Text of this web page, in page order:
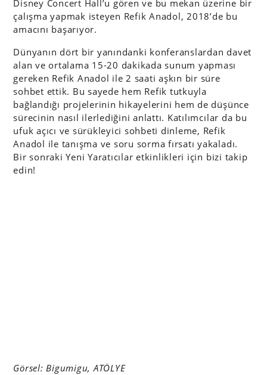
Disney Concert Hall’u gören ve bu mekan üzerine bir
çalışma yapmak isteyen Refik Anadol, 2018’de bu
amacını başarıyor.
Dünyanın dört bir yanındanki konferanslardan davet
alan ve ortalama 15-20 dakikada sunum yapması
gereken Refik Anadol ile 2 saati aşkın bir süre
sohbet ettik. Bu sayede hem Refik tutkuyla
bağlandığı projelerinin hikayelerini hem de düşünce
sürecinin nasıl ilerlediğini anlattı. Katılımcılar da bu
ufuk açıcı ve sürükleyici sohbeti dinleme, Refik
Anadol ile tanışma ve soru sorma fırsatı yakaladı.
Bir sonraki Yeni Yaratıcılar etkinlikleri için bizi takip
edin!
Görsel: Bigumigu, ATÖLYE